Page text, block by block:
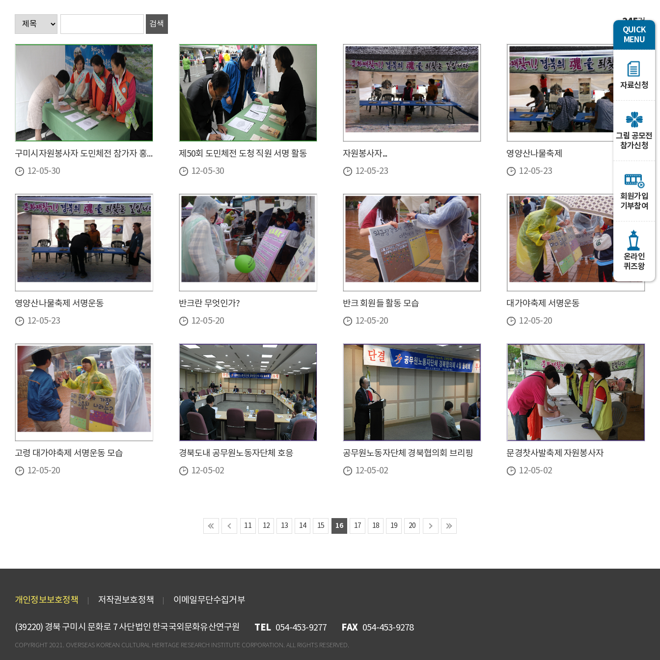
QUICK
MENU
자료신청
그림 공모전
참가신청
회원가입
기부참여
온라인
퀴즈왕
245건
구미시자원봉사자 도민체전 참가자 홍보
12-05-30
제50회 도민체전 도청 직원 서명 활동
12-05-30
자원봉사자...
12-05-23
영양산나물축제
12-05-23
영양산나물축제 서명운동
12-05-23
반크란 무엇인가?
12-05-20
반크 회원들 활동 모습
12-05-20
대가야축제 서명운동
12-05-20
고령 대가야축제 서명운동 모습
12-05-20
경북도내 공무원노동자단체 호응
12-05-02
공무원노동자단체 경북협의회 브리핑
12-05-02
문경찻사발축제 자원봉사자
12-05-02
11 12 13 14 15 16 17 18 19 20
개인정보보호정책 저작권보호정책 이메일무단수집거부
(39220) 경북 구미시 문화로 7 사단법인 한국국외문화유산연구원 TEL 054-453-9277 FAX 054-453-9278
COPYRIGHT 2021. OVERSEAS KOREAN CULTURAL HERITAGE RESEARCH INSTITUTE CORPORATION. ALL RIGHTS RESERVED.